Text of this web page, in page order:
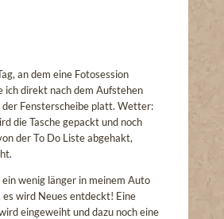
an dem eine Fotosession
ich direkt nach dem Aufstehen
der Fensterscheibe platt. Wetter:
die Tasche gepackt und noch
der To Do Liste abgehakt,
wenig länger in meinem Auto
es wird Neues entdeckt! Eine
eingeweiht und dazu noch eine